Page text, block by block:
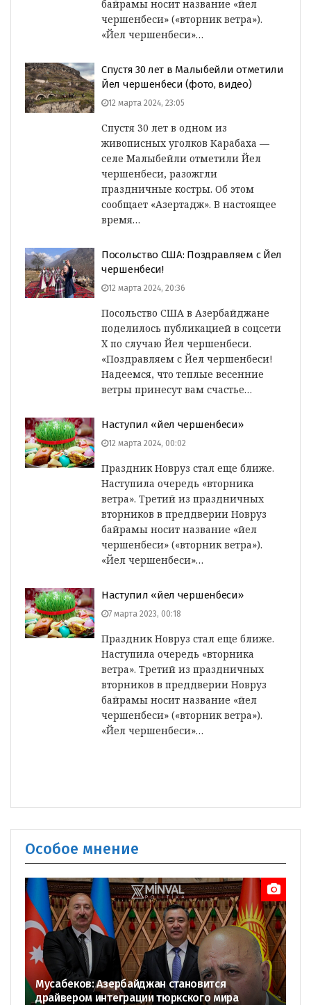
байрамы носит название «йел
чершенбеси» («вторник ветра»).
«Йел чершенбеси»…
Спустя 30 лет в Малыбейли отметили
Йел чершенбеси (фото, видео)
12 марта 2024, 23:05
Спустя 30 лет в одном из
живописных уголков Карабаха —
селе Малыбейли отметили Йел
чершенбеси, разожгли
праздничные костры. Об этом
сообщает «Азертадж». В настоящее
время…
Посольство США: Поздравляем с Йел
чершенбеси!
12 марта 2024, 20:36
Посольство США в Азербайджане
поделилось публикацией в соцсети
Х по случаю Йел чершенбеси.
«Поздравляем с Йел чершенбеси!
Надеемся, что теплые весенние
ветры принесут вам счастье…
Наступил «йел чершенбеси»
12 марта 2024, 00:02
Праздник Новруз стал еще ближе.
Наступила очередь «вторника
ветра». Третий из праздничных
вторников в преддверии Новруз
байрамы носит название «йел
чершенбеси» («вторник ветра»).
«Йел чершенбеси»…
Наступил «йел чершенбеси»
7 марта 2023, 00:18
Праздник Новруз стал еще ближе.
Наступила очередь «вторника
ветра». Третий из праздничных
вторников в преддверии Новруз
байрамы носит название «йел
чершенбеси» («вторник ветра»).
«Йел чершенбеси»…
Особое мнение
Мусабеков: Азербайджан становится
драйвером интеграции тюркского мира